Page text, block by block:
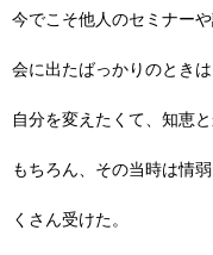
今でこそ他人のセミナー
会に出たばっかりのとき
自分を変えたくて、知恵
もちろん、その当時は情
くさん受けた。